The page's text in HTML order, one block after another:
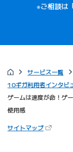
※ご相談は
サービス一覧
10ギガ利用者インタビ
ゲームは速度が命！ゲ
使用感
サイトマップ（新しい